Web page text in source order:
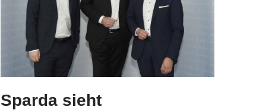
Sparda sieht